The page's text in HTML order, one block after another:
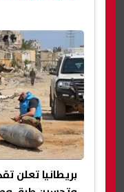
بريطانيا تعلن